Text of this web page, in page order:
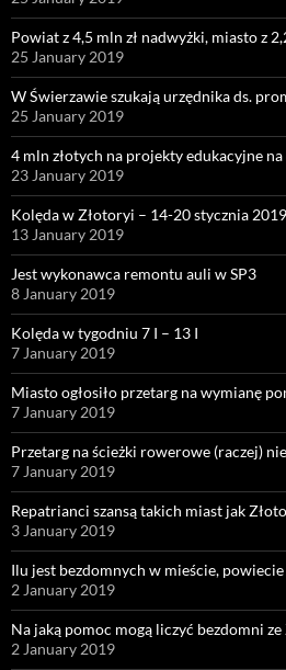
Powiat z 4,5 mln zł nadwyżki, miasto z
25 January 2019
W Świerzawie szukają urzędnika ds.
25 January 2019
4 mln złotych na projekty edukacyjne
23 January 2019
Kolęda w Złotoryi – 14-20 stycznia 2019
13 January 2019
Jest wykonawca remontu auli w SP3
8 January 2019
Kolęda w tygodniu 7 I – 13 I
7 January 2019
Miasto ogłosiło przetarg na wymianę
7 January 2019
Przetarg na ścieżki rowerowe (raczej)
7 January 2019
Repatrianci szansą takich miast jak
3 January 2019
Ilu jest bezdomnych w mieście,
2 January 2019
Na jaką pomoc mogą liczyć bezdomni
2 January 2019